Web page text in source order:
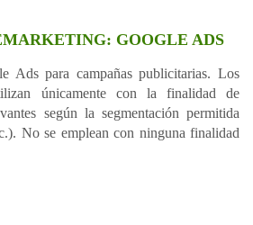
GOOGLE ADS
Ads para campañas publicitarias. Los
únicamente con la finalidad de
según la segmentación permitida
No se emplean con ninguna finalidad